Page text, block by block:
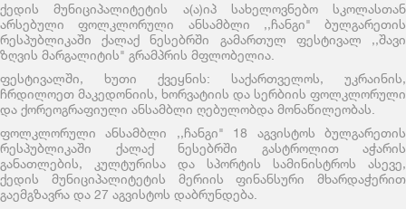
ქედის მუნიციპალიტეტის ა(ა)იპ სახელოვნებო სკოლასთან
არსებული ფოლკლორული ანსამბლი ,,ჩანგი" ბულგარეთის
რესპუბლიკაში ქალაქ ნესებრში გამართულ ფესტივალ ,,შავი
ზღვის მარგალიტის" გრამპრის მფლობელია.
ფესტივალში, ხუთი ქვეყნის: საქართველოს, უკრაინის,
ჩრდილოეთ მაკედონიის, ხორვატიის და სერბიის ფოლკლორული
და ქორეოგრაფიული ანსამბლი ღებულობდა მონაწილეობას.
ფოლკლორული ანსამბლი ,,ჩანგი" 18 აგვისტოს ბულგარეთის
რესპუბლიკაში ქალაქ ნესებრში გასტროლით აჭარის
განათლების, კულტურისა და სპორტის სამინისტროს ასევე,
ქედის მუნიციპალიტეტის მერიის ფინანსური მხარდაჭერით
გაემგზავრა და 27 აგვისტოს დაბრუნდება.